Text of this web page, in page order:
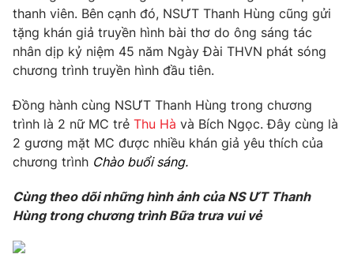
Phim VTV
Hậu trường
Nhân vật
Khán giả
Giải sao mai
Giải trí
Điện ảnh
Âm nhạc
Sao
Đời sống
Làm đẹp
Chất lượng cuộc sống
Giáo dục
Tuyển sinh
Học trực tuyến
Công nghệ
Sản phẩm
Thị trường
Giao lưu trực tuyến
Lịch phát sóng
thanh viên. Bên cạnh đó, NSƯT Thanh Hùng cũng gửi
tặng khán giả truyền hình bài thơ do ông sáng tác
nhân dịp kỷ niệm 45 năm Ngày Đài THVN phát sóng
chương trình truyền hình đầu tiên.
Đồng hành cùng NSƯT Thanh Hùng trong chương
trình là 2 nữ MC trẻ Thu Hà và Bích Ngọc. Đây cùng là
2 gương mặt MC được nhiều khán giả yêu thích của
chương trình Chào buổi sáng.
Cùng theo dõi những hình ảnh của NS ƯT Thanh
Hùng trong chương trình Bữa trưa vui vẻ